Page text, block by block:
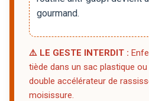
gourmand.
⚠️ LE GESTE INTERDIT :
tiède dans un sac plastique
double accélérateur de
moisissure.